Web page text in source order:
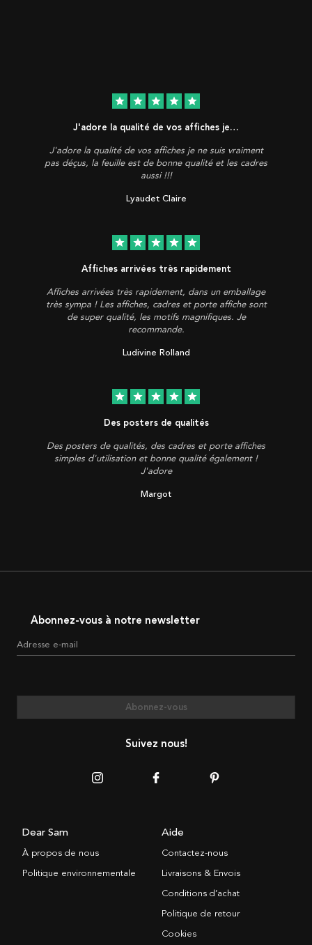
star star star star star
J'adore la qualité de vos affiches je…
J'adore la qualité de vos affiches je ne suis vraiment
pas déçus, la feuille est de bonne qualité et les cadres
aussi !!!
Lyaudet Claire
star star star star star
Affiches arrivées très rapidement
Affiches arrivées très rapidement, dans un emballage
très sympa ! Les affiches, cadres et porte affiche sont
de super qualité, les motifs magnifiques. Je
recommande.
Ludivine Rolland
star star star star star
Des posters de qualités
Des posters de qualités, des cadres et porte affiches
simples d'utilisation et bonne qualité également !
J'adore
Margot
Abonnez-vous à notre newsletter
Adresse e-mail
Abonnez-vous
Suivez nous!
Dear Sam
À propos de nous
Politique environnementale
Aide
Contactez-nous
Livraisons & Envois
Conditions d’achat
Politique de retour
Cookies